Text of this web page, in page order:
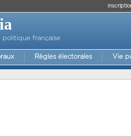
politique française
Règles électorales Vie